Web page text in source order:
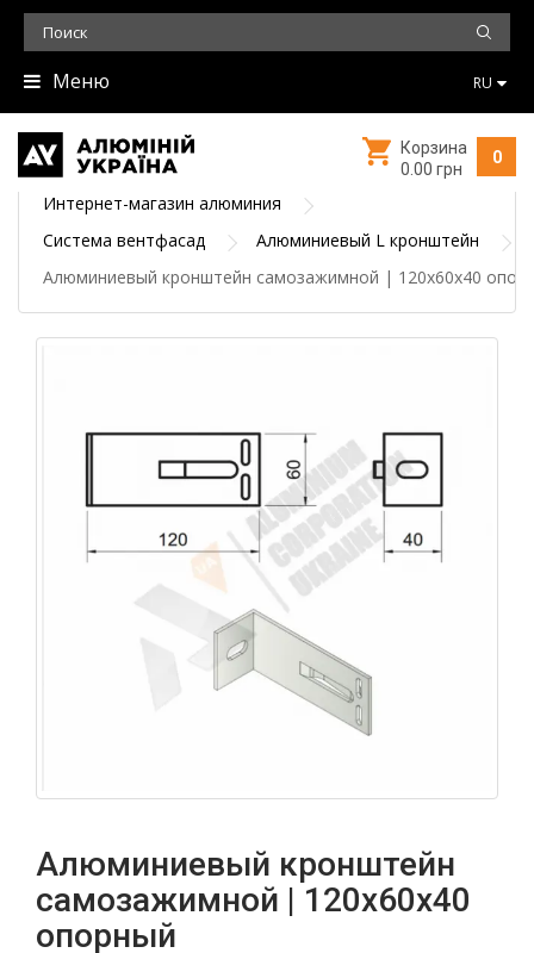
Меню RU
0
Корзина
0.00 грн
Интернет-магазин алюминия
Система вентфасад
Алюминиевый L кронштейн
Алюминиевый кронштейн самозажимной | 120х60х40
Алюминиевый кронштейн
самозажимной | 120х60х40
опорный